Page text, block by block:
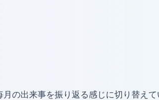
の出来事を振り返る感じに切り替え